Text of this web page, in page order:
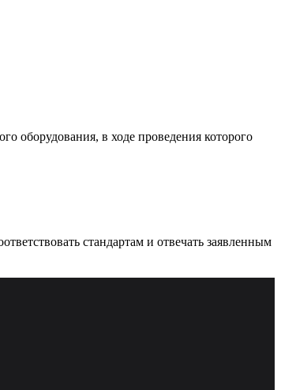
оборудования, в ходе проведения которого
стандартам и отвечать заявленным